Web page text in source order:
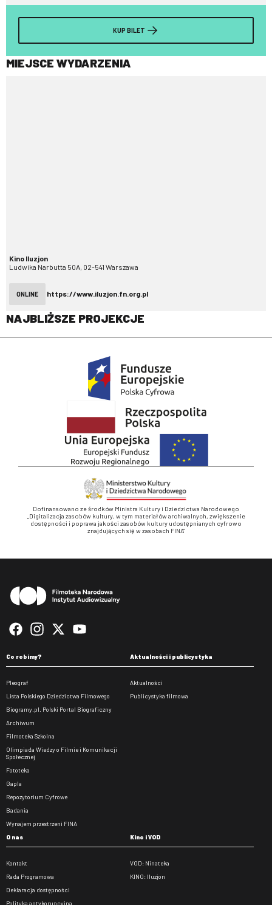
KUP BILET
MIEJSCE WYDARZENIA
Kino Iluzjon
Ludwika Narbutta 50A, 02-541 Warszawa
ONLINE https://www.iluzjon.fn.org.pl
NAJBLIŻSZE PROJEKCJE
Dofinansowano ze środków Ministra Kultury i Dziedzictwa Narodowego
„Digitalizacja zasobów kultury, w tym materiałów archiwalnych, zwiększenie
dostępności i poprawa jakości zasobów kultury udostępnianych cyfrowo
znajdujących się w zasobach FINA”
Co robimy?
Pleograf
Lista Polskiego Dziedzictwa Filmowego
Biogramy.pl. Polski Portal Biograficzny
Archiwum
Filmoteka Szkolna
Olimpiada Wiedzy o Filmie i Komunikacji
Społecznej
Fototeka
Gapla
Repozytorium Cyfrowe
Badania
Wynajem przestrzeni FINA
Aktualności i publicystyka
Aktualności
Publicystyka filmowa
O nas
Kontakt
Rada Programowa
Deklaracja dostępności
Polityka antykorupcyjna
Kino i VOD
VOD: Ninateka
KINO: Iluzjon